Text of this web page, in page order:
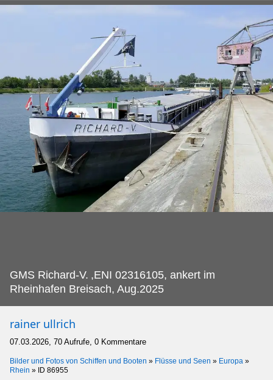
GMS Richard-V. ,ENI 02316105, ankert im
Rheinhafen Breisach, Aug.2025
rainer ullrich
07.03.2026, 70 Aufrufe, 0 Kommentare
Bilder und Fotos von Schiffen und Booten » Flüsse und Seen » Europa »
Rhein » ID 86955